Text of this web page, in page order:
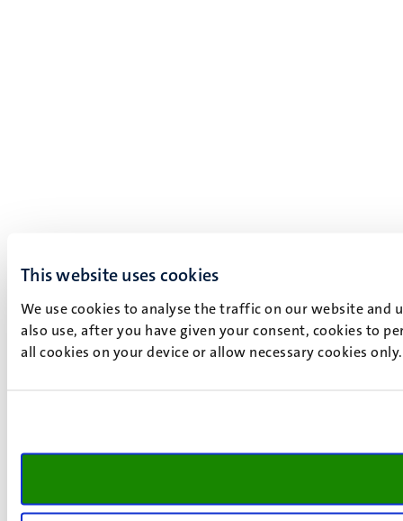
This website uses cookies
We use cookies to analyse the traffic on our website and
also use, after you have given your consent, cookies to
all cookies on your device or allow necessary cookies